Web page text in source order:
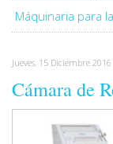
Máquinaria para
Jueves, 15 Diciembre
Cámara de